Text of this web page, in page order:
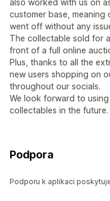
also worked with us on
customer base,
went off without any
The collectable sold for
front of a full online
Plus, thanks to all the
new users shopping on
throughout our socials.
We look forward to
collectables in the future.
Podpora
Podporu k aplikaci